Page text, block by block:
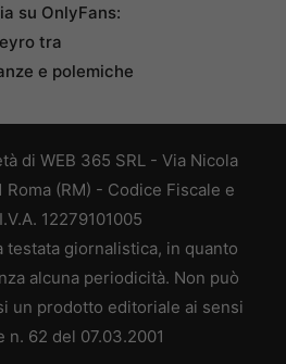
su OnlyFans:
tra
e polemiche
di WEB 365 SRL - Via Nicola
Roma (RM) - Codice Fiscale e
12279101005
testata giornalistica, in quanto
alcuna periodicità. Non può
un prodotto editoriale ai sensi
n. 62 del 07.03.2001